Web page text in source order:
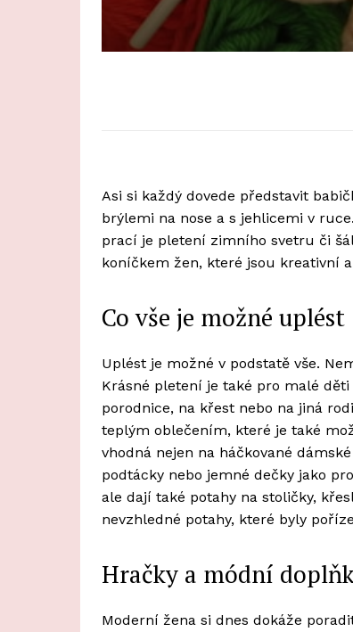
Asi si každý dovede představit
brýlemi na nose a s jehlicemi v ruce.
prací je pletení zimního svetru či
koníčkem žen, které jsou kreativní
Co vše je možné uplést
Uplést je možné v podstatě vše.
Krásné pletení je také pro malé
porodnice, na křest nebo na jiná
teplým oblečením, které je také
vhodná nejen na háčkované
podtácky nebo jemné dečky jako
ale dají také potahy na stoličky,
nevzhledné potahy, které byly
Hračky a módní
Moderní žena si dnes dokáže